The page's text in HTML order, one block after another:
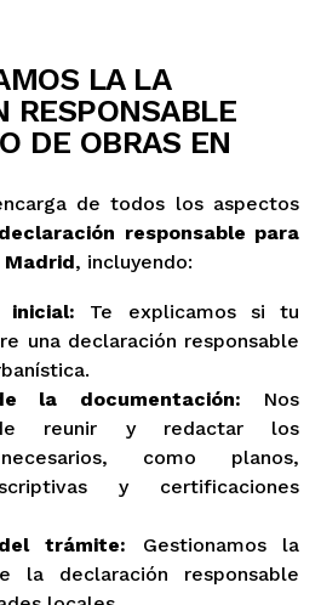
LA LA
RESPONSABLE
DE OBRAS EN
de todos los aspectos
declaración responsable para
Madrid, incluyendo:
inicial: Te explicamos si tu
una declaración responsable
la documentación: Nos
de reunir y redactar los
como planos,
y certificaciones
trámite: Gestionamos la
la declaración responsable